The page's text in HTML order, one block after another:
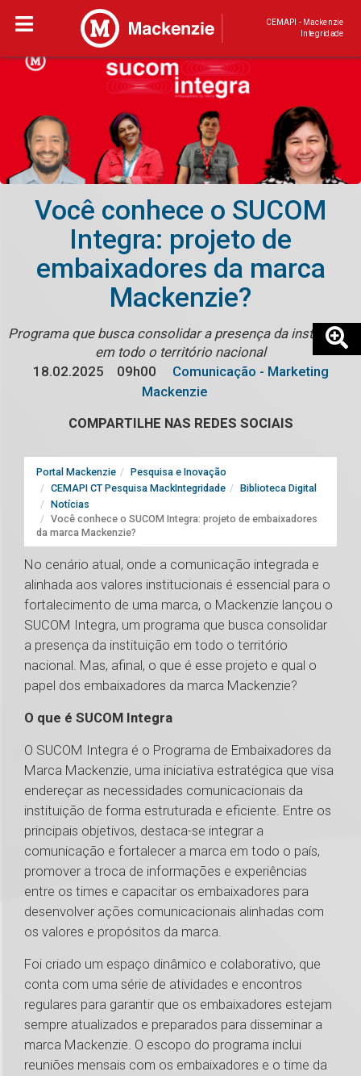
CEMAPI - Mackenzie
Integridade
Você conhece o SUCOM
Integra: projeto de
embaixadores da marca
Mackenzie?
Programa que busca consolidar a presença da instituição
em todo o território nacional
18.02.2025
09h00
Comunicação - Marketing
Mackenzie
COMPARTILHE NAS REDES SOCIAIS
Portal Mackenzie
Pesquisa e Inovação
CEMAPI CT Pesquisa MackIntegridade
Biblioteca Digital
Notícias
Você conhece o SUCOM Integra: projeto de embaixadores
da marca Mackenzie?
No cenário atual, onde a comunicação integrada e
alinhada aos valores institucionais é essencial para o
fortalecimento de uma marca, o Mackenzie lançou o
SUCOM Integra, um programa que busca consolidar
a presença da instituição em todo o território
nacional. Mas, afinal, o que é esse projeto e qual o
papel dos embaixadores da marca Mackenzie?
O que é SUCOM Integra
O SUCOM Integra é o Programa de Embaixadores da
Marca Mackenzie, uma iniciativa estratégica que visa
endereçar as necessidades comunicacionais da
instituição de forma estruturada e eficiente. Entre os
principais objetivos, destaca-se integrar a
comunicação e fortalecer a marca em todo o país,
promover a troca de informações e experiências
entre os times e capacitar os embaixadores para
desenvolver ações comunicacionais alinhadas com
os valores e propósitos da marca.
Foi criado um espaço dinâmico e colaborativo, que
conta com uma série de atividades e encontros
regulares para garantir que os embaixadores estejam
sempre atualizados e preparados para disseminar a
marca Mackenzie. O escopo do programa inclui
reuniões mensais com os embaixadores e o time da